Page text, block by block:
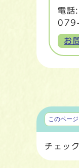
電話
お
マイペ
このペー
チェッ